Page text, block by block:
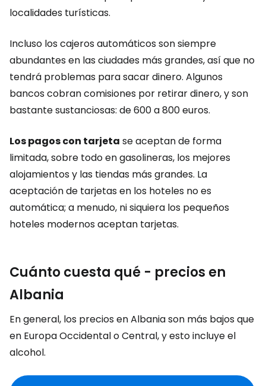
localidades turísticas.
Incluso los cajeros automáticos son siempre
abundantes en las ciudades más grandes, así que no
tendrá problemas para sacar dinero. Algunos
bancos cobran comisiones por retirar dinero, y son
bastante sustanciosas: de 600 a 800 euros.
Los pagos con tarjeta se aceptan de forma
limitada, sobre todo en gasolineras, los mejores
alojamientos y las tiendas más grandes. La
aceptación de tarjetas en los hoteles no es
automática; a menudo, ni siquiera los pequeños
hoteles modernos aceptan tarjetas.
Cuánto cuesta qué - precios en
Albania
En general, los precios en Albania son más bajos que
en Europa Occidental o Central, y esto incluye el
alcohol.